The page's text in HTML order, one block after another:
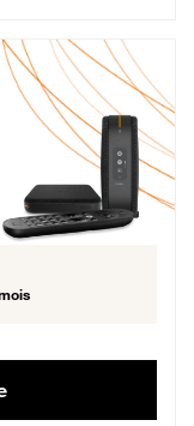
mois, Engagement 12 mois